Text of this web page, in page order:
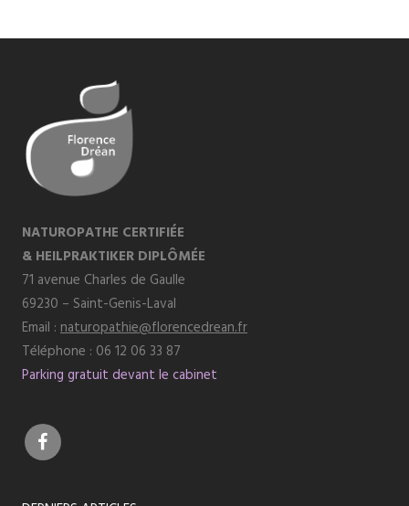
NATUROPATHE CERTIFIÉE
& HEILPRAKTIKER DIPLÔMÉE
71 avenue Charles de Gaulle
69230 – Saint-Genis-Laval
Email : naturopathie@florencedrean.fr
Téléphone : 06 12 06 33 87
Parking gratuit devant le cabinet